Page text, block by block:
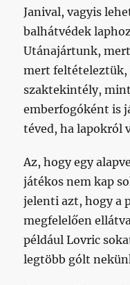
Janival, vagyis
balhátvédek
Utánajártunk,
mert feltételeztük,
szaktekintély,
emberfogóként is
téved, ha lapokról
Az, hogy egy
játékos nem kap
jelenti azt, hogy a
megfelelően
például Lovric
legtöbb gólt